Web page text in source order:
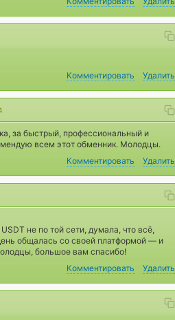
Комментировать
Удалить
за быстрый, профессиональный и
всем этот обменник. Молодцы.
Комментировать
Удалить
не по той сети, думала, что всё,
общалась со своей платформой — и
большое вам спасибо!
Комментировать
Удалить